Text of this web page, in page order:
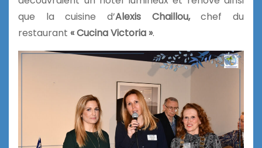
que la cuisine d’Alexis Chaillou,chef du
restaurant « Cucina Victoria ».